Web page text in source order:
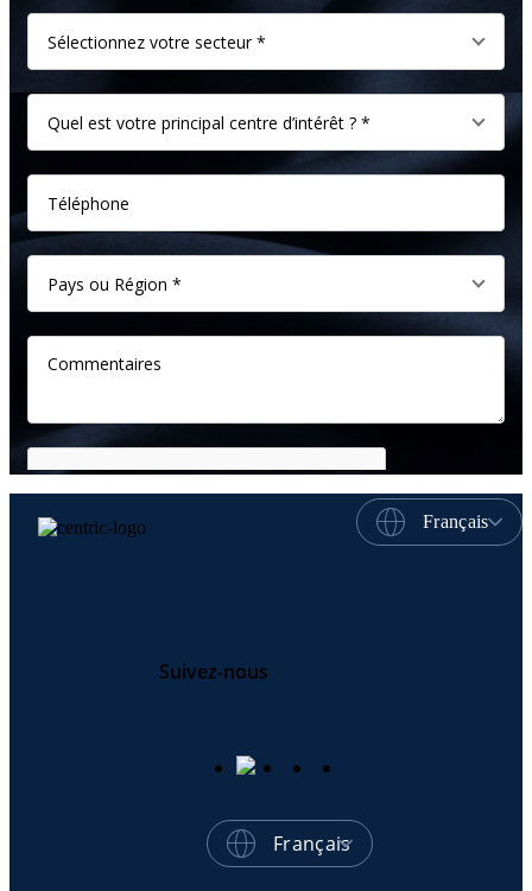
Français
Suivez-nous
Français